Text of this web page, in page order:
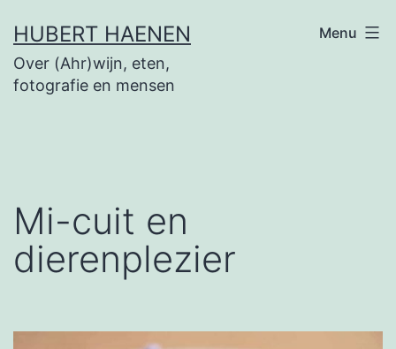
naar
de
HUBERT HAENEN
Over (Ahr)wijn, eten,
fotografie en mensen
Menu
Mi-cuit en
dierenplezier